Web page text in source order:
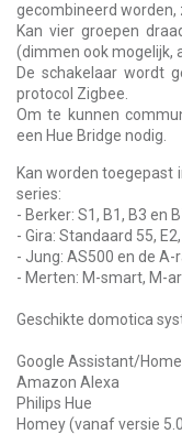
gecombineerd worden,
Kan vier groepen
(dimmen ook mogelijk,
De schakelaar wordt
protocol Zigbee.
Om te kunnen
een Hue Bridge nodig.
Kan worden toegepast
series:
- Berker: S1, B1, B3 en
- Gira: Standaard 55,
- Jung: AS500 en de A-
- Merten: M-smart, M-
Geschikte domotica
Google Assistant/
Amazon Alexa
Philips Hue
Homey (vanaf versie